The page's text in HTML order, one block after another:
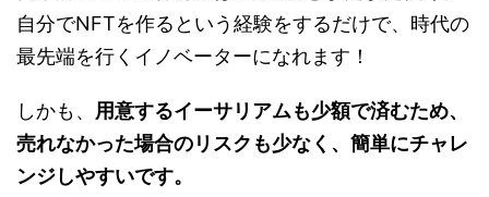
自分でNFTを作るという経験をするだけで、時代の
最先端を行くイノベーターになれます！
しかも、 用意するイーサリアムも少額で済むため、
売れなかった場合のリスクも少なく、簡単にチャレ
ンジしやすいです。